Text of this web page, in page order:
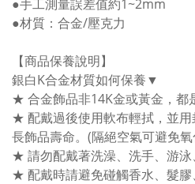
●手工測量誤差值約1~2mm
●材質：合金/壓克力
【商品保養說明】
銀白K合金材質如何保養▼
★ 合金飾品非14K金或黃金，都
★ 配戴過後使用軟布輕拭，並
長飾品壽命。(隔絕空氣可避免
★ 請勿配戴著洗澡、洗手、游泳
★ 配戴時請避免碰觸香水、髮